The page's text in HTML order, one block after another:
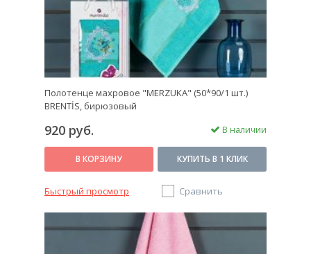
Полотенце махровое "MERZUKA" (50*90/1 шт.)
BRENTİS, бирюзовый
920 руб. В наличии
В КОРЗИНУ КУПИТЬ В 1 КЛИК
Быстрый просмотр Сравнить